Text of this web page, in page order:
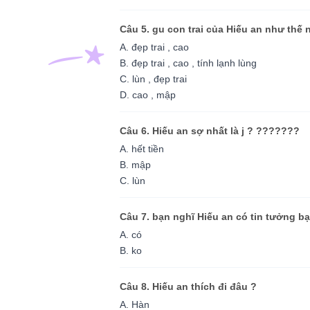
Câu 5. gu con trai của Hiếu an như thế
A. đẹp trai , cao
B. đẹp trai , cao , tính lạnh lùng
C. lùn , đẹp trai
D. cao , mập
Câu 6. Hiếu an sợ nhất là j ? ???????
A. hết tiền
B. mập
C. lùn
Câu 7. bạn nghĩ Hiếu an có tin tưởng
A. có
B. ko
Câu 8. Hiếu an thích đi đâu ?
A. Hàn